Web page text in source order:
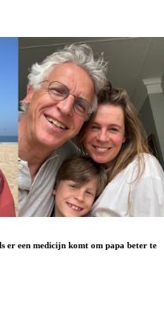
er een medicijn komt om papa beter te